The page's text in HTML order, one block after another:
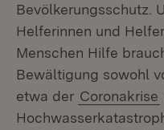
Bevölkerungsschutz.
Helferinnen und
Menschen Hilfe
Bewältigung sowohl
etwa der Coronakrise